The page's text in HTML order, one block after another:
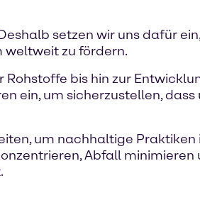
setzen wir uns dafür
weltweit zu fördern.
bis hin zur
ein, um sicherzustellen, dass
um nachhaltige Praktiken
Abfall minimieren